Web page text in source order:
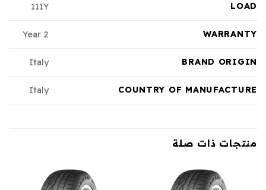
LOAD
111Y
WARRANTY
2 Year
BRAND ORIGIN
Italy
COUNTRY OF MANUFACTURE
Italy
منتجات ذات صلة